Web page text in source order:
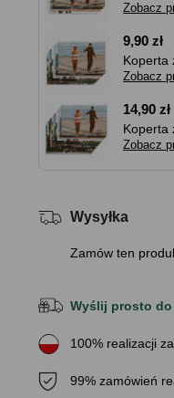
Zobacz
9,90 zł
Koperta
Zobacz
14,90 zł
Koperta
Zobacz
Wysyłka
Zamów ten
Wyślij prosto do
100% realizacji
99% zamówień